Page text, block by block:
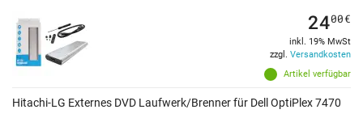
Artikel verfügbar
2400€
inkl. 19% MwSt
zzgl. Versandkosten
Hitachi-LG Externes DVD Laufwerk/Brenner für Dell OptiPlex 7470